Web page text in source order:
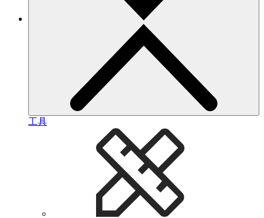
工具